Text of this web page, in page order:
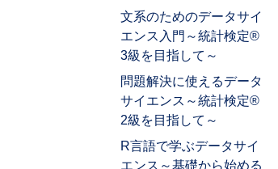
文系のためのデータサイ
エンス入門～統計検定®
3級を目指して～
問題解決に使えるデータ
サイエンス～統計検定®
2級を目指して～
R言語で学ぶデータサイ
エンス～基礎から始める